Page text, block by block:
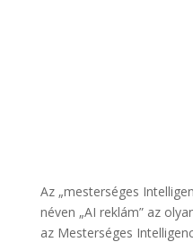
Az „mesterséges
néven „AI reklám” az
az Mesterséges